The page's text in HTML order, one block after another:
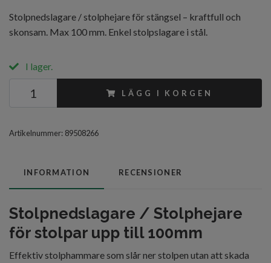
Stolpnedslagare / stolphejare för stängsel – kraftfull och
skonsam. Max 100 mm. Enkel stolpslagare i stål.
I lager.
LÄGG I KORGEN
Artikelnummer: 89508266
INFORMATION RECENSIONER
Stolpnedslagare / Stolphejare
för stolpar upp till 100mm
Effektiv stolphammare som slår ner stolpen utan att skada